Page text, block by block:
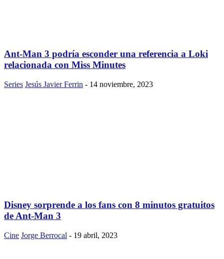
Ant-Man 3 podría esconder una referencia a Loki
relacionada con Miss Minutes
Series Jesús Javier Ferrin - 14 noviembre, 2023
Disney sorprende a los fans con 8 minutos gratuitos
de Ant-Man 3
Cine Jorge Berrocal - 19 abril, 2023